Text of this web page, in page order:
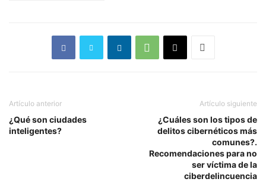
Artículo anterior
¿Qué son ciudades
inteligentes?
Artículo siguiente
¿Cuáles son los tipos de
delitos cibernéticos más
comunes?.
Recomendaciones para no
ser víctima de la
ciberdelincuencia